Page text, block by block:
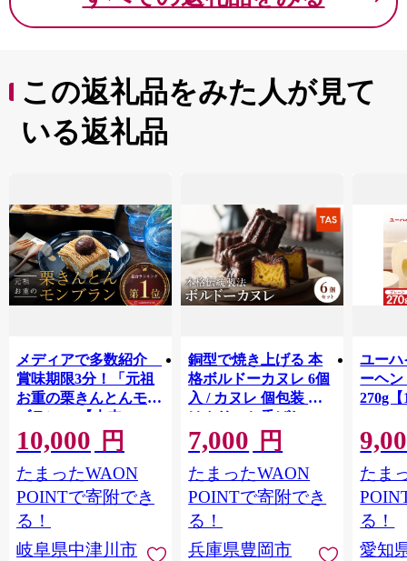
この返礼品をみた人が見て
いる返礼品
メディアで多数紹介
賞味期限3分！「元祖
お重の栗きんとんモン
ブラン」 【未来のご
褒美】スイーツ 栗 モ
ンブラン くりきんと
ん デザート ご褒美 お
取り寄せ くり お菓子
10,000 円
たまったWAON
POINTで寄附でき
る！
岐阜県中津川市
銅型で焼き上げる 本
格ボルドーカヌレ 6個
入 / カヌレ 個包装 外
はカリッと香ばしい
中はもっちり ラム酒
バニラ お取り寄せ ス
イーツ 焼き菓子 詰め
合わせ ホワイトデー
お返し 冷凍 手作り 化
粧箱入り ギフト TAS
BAKE
7,000 円
たまったWAON
POINTで寄附でき
る！
兵庫県豊岡市
ユーハ
ーヘ
270g【
たま
る！
愛知